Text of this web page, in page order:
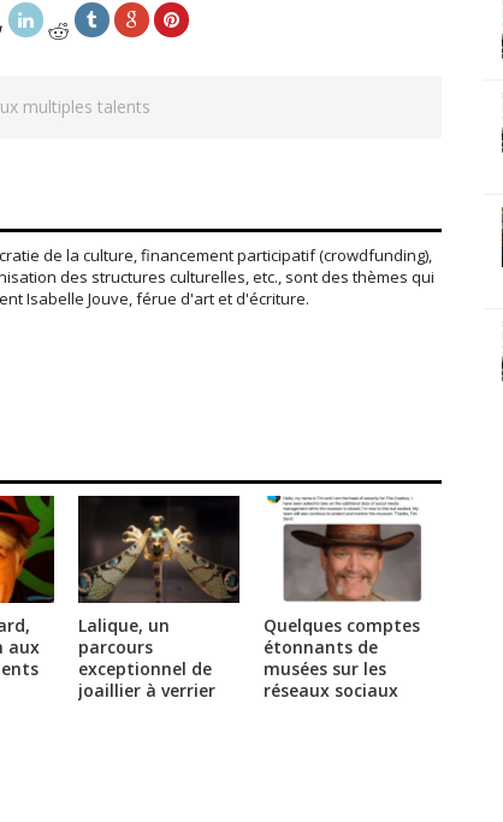
multiples talents
de la culture, financement participatif (crowdfunding),
des structures culturelles, etc., sont des thèmes qui
Isabelle Jouve, férue d'art et d'écriture.
aux
Lalique, un
parcours
exceptionnel de
joaillier à verrier
Quelques comptes
étonnants de
musées sur les
réseaux sociaux